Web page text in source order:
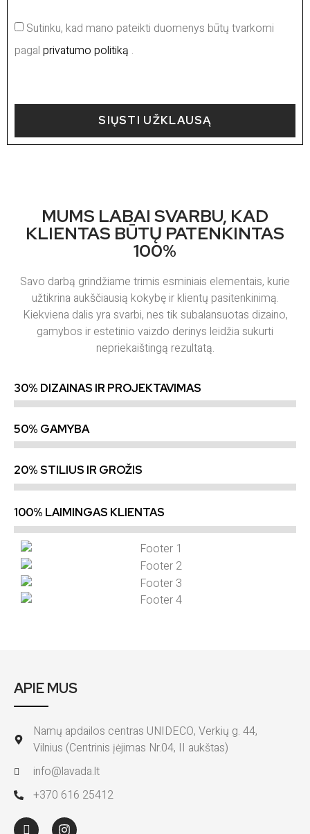
Sutinku, kad mano pateikti duomenys būtų tvarkomi
pagal privatumo politiką .
SIŲSTI UŽKLAUSĄ
MUMS LABAI SVARBU, KAD
KLIENTAS BŪTŲ PATENKINTAS
100%
Savo darbą grindžiame trimis esminiais elementais, kurie
užtikrina aukščiausią kokybę ir klientų pasitenkinimą.
Kiekviena dalis yra svarbi, nes tik subalansuotas dizaino,
gamybos ir estetinio vaizdo derinys leidžia sukurti
nepriekaištingą rezultatą.
30% DIZAINAS IR PROJEKTAVIMAS
50% GAMYBA
20% STILIUS IR GROŽIS
100% LAIMINGAS KLIENTAS
APIE MUS
Namų apdailos centras UNIDECO, Verkių g. 44,
Vilnius (Centrinis įėjimas Nr.04, II aukštas)
info@lavada.lt
+370 616 25412